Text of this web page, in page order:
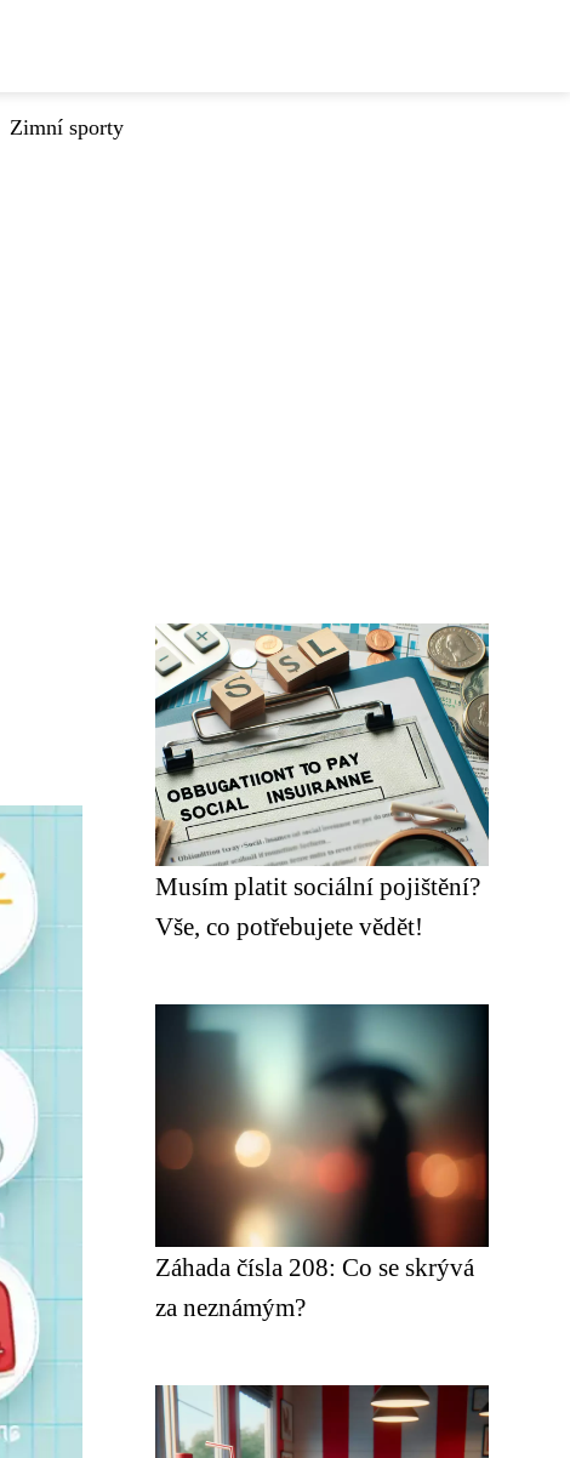
Zimní sporty
Musím platit sociální pojištění?
Vše, co potřebujete vědět!
Záhada čísla 208: Co se skrývá
za neznámým?